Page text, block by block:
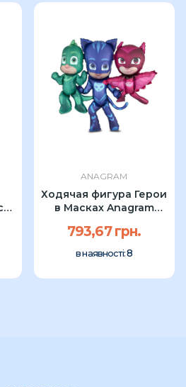
ANAGRAM
Ходячая фигура Герои
в Масках Anagram
793,67 грн.
в наявності:8